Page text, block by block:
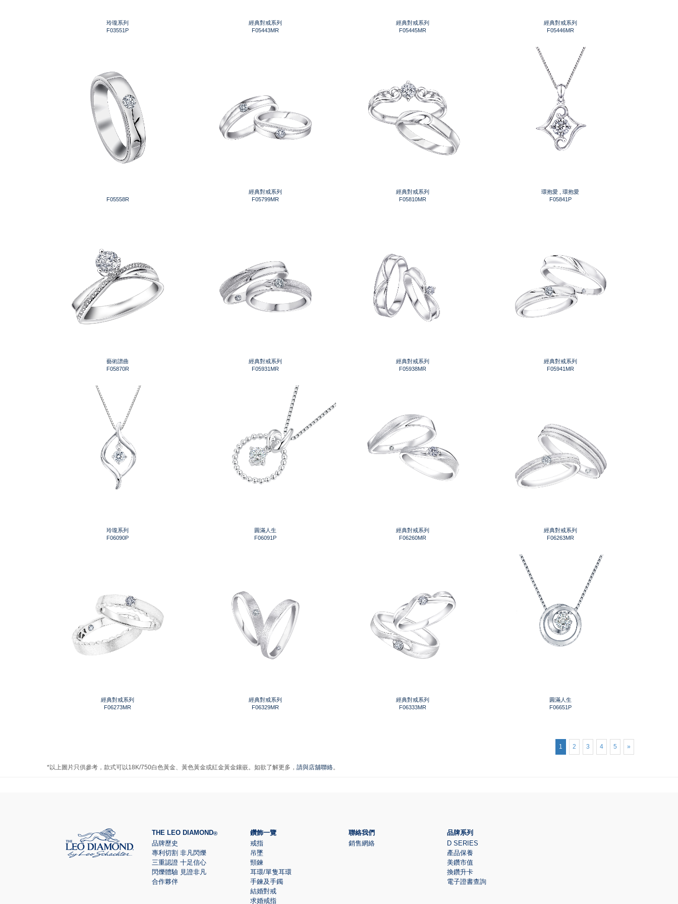
玲瓏系列
F03551P
經典對戒系列
F05443MR
經典對戒系列
F05445MR
經典對戒系列
F05446MR
F05558R
經典對戒系列
F05799MR
經典對戒系列
F05810MR
環抱愛 , 環抱愛
F05841P
藝術譜曲
F05870R
經典對戒系列
F05931MR
經典對戒系列
F05938MR
經典對戒系列
F05941MR
玲瓏系列
F06090P
圓滿人生
F06091P
經典對戒系列
F06260MR
經典對戒系列
F06263MR
經典對戒系列
F06273MR
經典對戒系列
F06329MR
經典對戒系列
F06333MR
圓滿人生
F06651P
1 2 3 4 5 »
*以上圖片只供參考，款式可以18K/750白色黃金、黃色黃金或紅金黃金鑲嵌。如欲了解更多， 請與店舖聯絡。
THE LEO DIAMOND®
品牌歷史
專利切割 非凡閃爍
三重認證 十足信心
閃爍體驗 見證非凡
合作夥伴
鑽飾一覽
戒指
吊墜
頸鍊
耳環/單隻耳環
手鍊及手鐲
結婚對戒
求婚戒指
聯絡我們
銷售網絡
品牌系列
D SERIES
產品保養
美鑽市值
換鑽升卡
電子證書查詢